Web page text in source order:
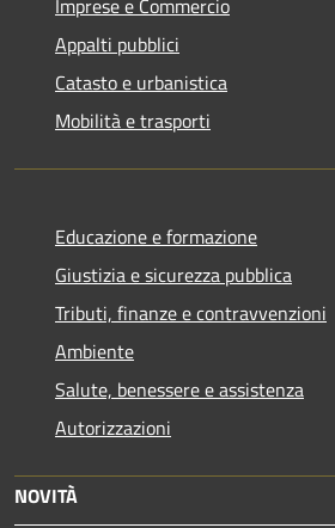
Appalti pubblici
Catasto e urbanistica
Mobilità e trasporti
Educazione e formazione
Giustizia e sicurezza pubblica
Tributi, finanze e contravvenzioni
Ambiente
Salute, benessere e assistenza
Autorizzazioni
NOVITÀ